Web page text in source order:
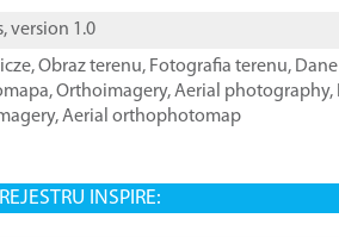
version 1.0
,Obraz terenu, Fotografia terenu,
,Orthoimagery,Aerial photography,
,Aerial orthophotomap
INSPIRE: